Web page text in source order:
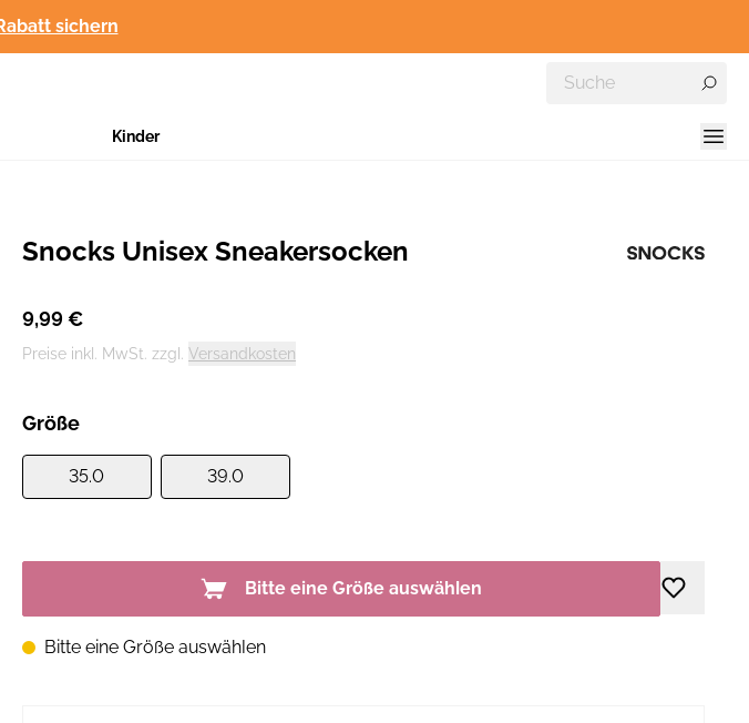
sichern
Kinder
Hersteller:
Snocks Unisex Sneakersocken
9,99 €
Preise inkl. MwSt. zzgl. Versandkosten
Größe
35.0 39.0
Bitte eine Größe auswählen
Bitte eine Größe auswählen